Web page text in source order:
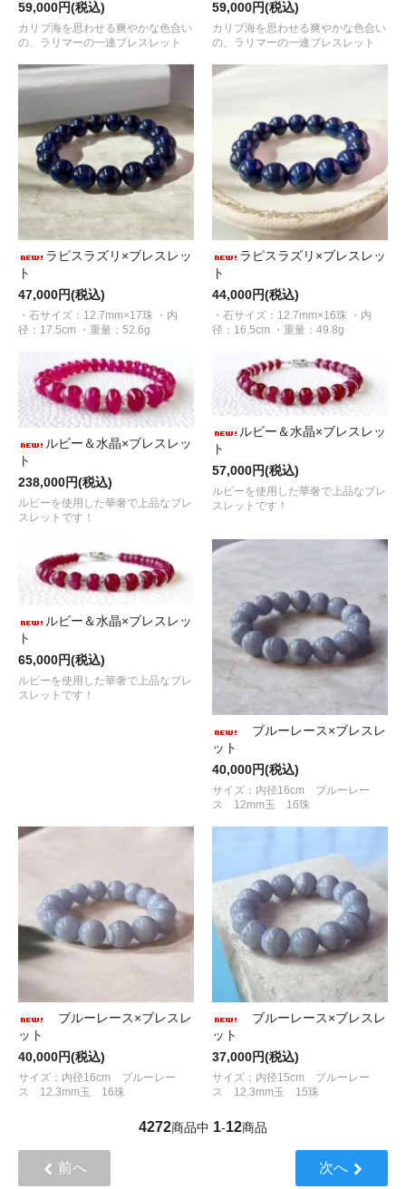
59,000円(税込)
カリブ海を思わせる爽やかな色合い
の、ラリマーの一連ブレスレット
59,000円(税込)
カリブ海を思わせる爽やかな色合い
の、ラリマーの一連ブレスレット
ラピスラズリ×ブレスレッ
ト
47,000円(税込)
・石サイズ：12.7mm×17珠 ・内
径：17.5cm ・重量：52.6g
ラピスラズリ×ブレスレッ
ト
44,000円(税込)
・石サイズ：12.7mm×16珠 ・内
径：16.5cm ・重量：49.8g
ルビー＆水晶×ブレスレッ
ト
238,000円(税込)
ルビーを使用した華奢で上品なブレ
スレットです！
ルビー＆水晶×ブレスレッ
ト
57,000円(税込)
ルビーを使用した華奢で上品なブレ
スレットです！
ルビー＆水晶×ブレスレッ
ト
65,000円(税込)
ルビーを使用した華奢で上品なブレ
スレットです！
ブルーレース×ブレスレ
ット
40,000円(税込)
サイズ：内径16cm ブルーレー
ス 12mm玉 16珠
ブルーレース×ブレスレ
ット
40,000円(税込)
サイズ：内径16cm ブルーレー
ス 12.3mm玉 16珠
ブルーレース×ブレスレ
ット
37,000円(税込)
サイズ：内径15cm ブルーレー
ス 12.3mm玉 15珠
4272商品中 1-12商品
前へ 次へ